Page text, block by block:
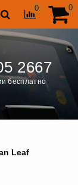
0 0
2667
бесплатно
Leaf